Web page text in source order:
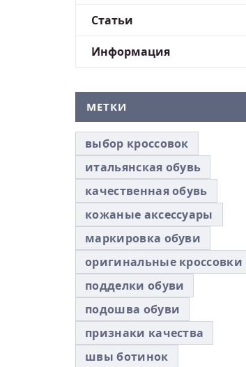
Статьи
Информация
МЕТКИ
выбор кроссовок
итальянская обувь
качественная обувь
кожаные аксессуары
маркировка обуви
оригинальные кроссовки
подделки обуви
подошва обуви
признаки качества
швы ботинок